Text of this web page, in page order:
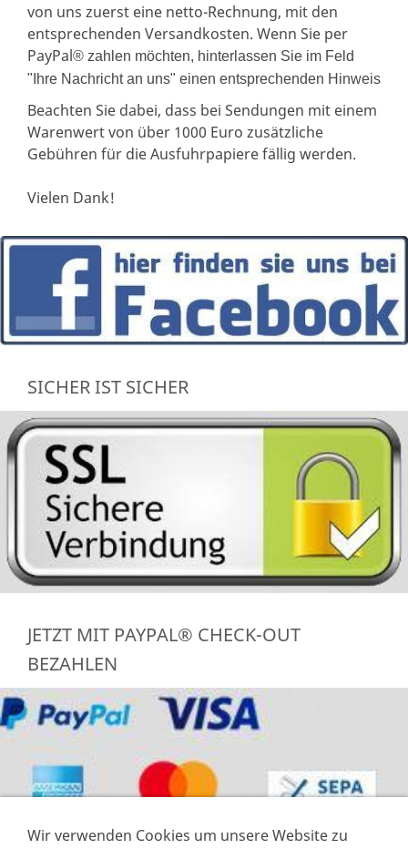
von uns zuerst eine netto-Rechnung, mit den
entsprechenden Versandkosten. Wenn Sie per
PayPal® zahlen möchten, hinterlassen Sie im Feld
"Ihre Nachricht an uns" einen entsprechenden Hinweis
Beachten Sie dabei, dass bei Sendungen mit einem
Warenwert von über 1000 Euro zusätzliche
Gebühren für die Ausfuhrpapiere fällig werden.
Vielen Dank!
SICHER IST SICHER
JETZT MIT PAYPAL® CHECK-OUT
BEZAHLEN
Wir verwenden Cookies um unsere Website zu